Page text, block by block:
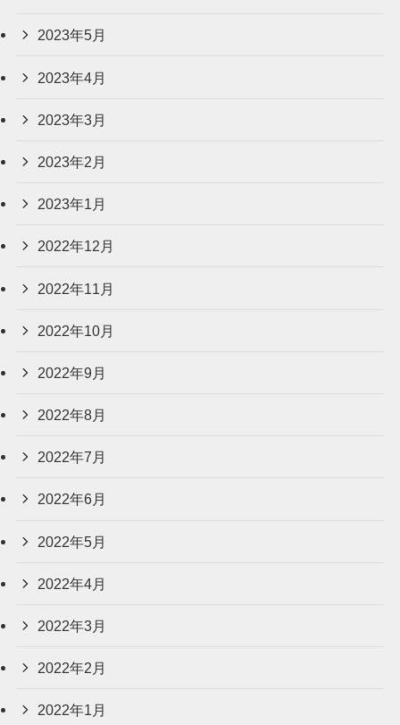
2023年5月
2023年4月
2023年3月
2023年2月
2023年1月
2022年12月
2022年11月
2022年10月
2022年9月
2022年8月
2022年7月
2022年6月
2022年5月
2022年4月
2022年3月
2022年2月
2022年1月